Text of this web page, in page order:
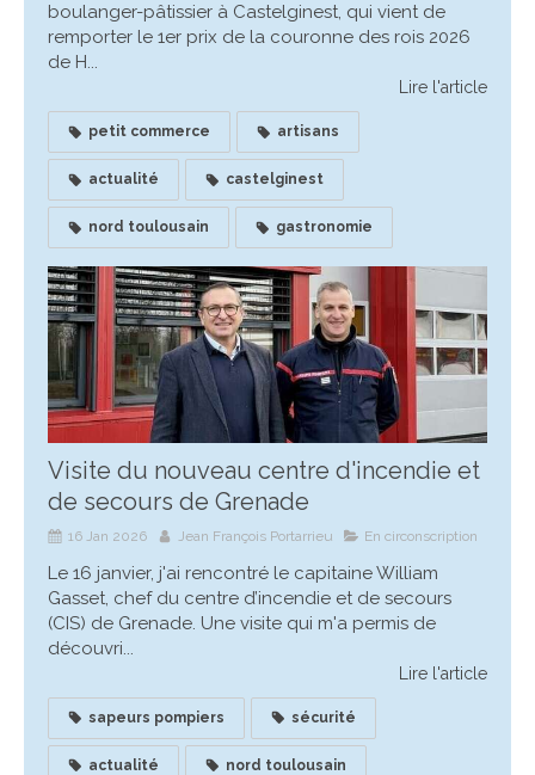
boulanger-pâtissier à Castelginest, qui vient de
remporter le 1er prix de la couronne des rois 2026
de H...
Lire l'article
petit commerce artisans
actualité castelginest
nord toulousain gastronomie
Visite du nouveau centre d'incendie et
de secours de Grenade
16 Jan 2026 Jean François Portarrieu En circonscription
Le 16 janvier, j'ai rencontré le capitaine William
Gasset, chef du centre d’incendie et de secours
(CIS) de Grenade. Une visite qui m'a permis de
découvri...
Lire l'article
sapeurs pompiers sécurité
actualité nord toulousain